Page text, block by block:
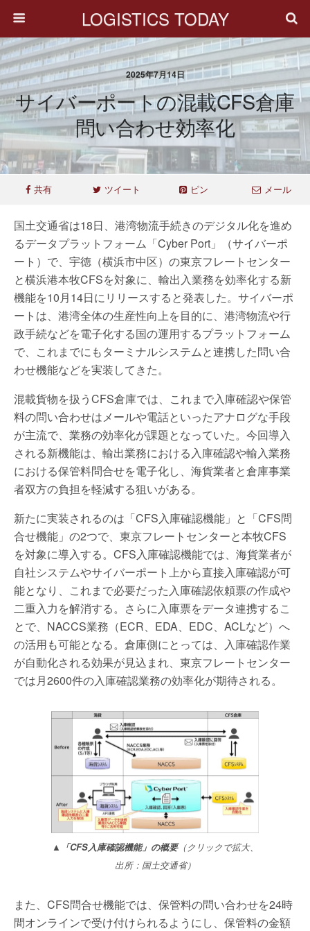
LOGISTICS TODAY
2025年7月14日
サイバーポートの混載CFS倉庫
問い合わせ効率化
共有 ツイート ピン メール
国土交通省は18日、港湾物流手続きのデジタル化を進め
るデータプラットフォーム「Cyber Port」（サイバーポ
ート）で、宇徳（横浜市中区）の東京フレートセンター
と横浜港本牧CFSを対象に、輸出入業務を効率化する新
機能を10月14日にリリースすると発表した。サイバーポ
ートは、港湾全体の生産性向上を目的に、港湾物流や行
政手続などを電子化する国の運用するプラットフォーム
で、これまでにもターミナルシステムと連携した問い合
わせ機能などを実装してきた。
混載貨物を扱うCFS倉庫では、これまで入庫確認や保管
料の問い合わせはメールや電話といったアナログな手段
が主流で、業務の効率化が課題となっていた。今回導入
される新機能は、輸出業務における入庫確認や輸入業務
における保管料問合せを電子化し、海貨業者と倉庫事業
者双方の負担を軽減する狙いがある。
新たに実装されるのは「CFS入庫確認機能」と「CFS問
合せ機能」の2つで、東京フレートセンターと本牧CFS
を対象に導入する。CFS入庫確認機能では、海貨業者が
自社システムやサイバーポート上から直接入庫確認が可
能となり、これまで必要だった入庫確認依頼票の作成や
二重入力を解消する。さらに入庫票をデータ連携するこ
とで、NACCS業務（ECR、EDA、EDC、ACLなど）へ
の活用も可能となる。倉庫側にとっては、入庫確認作業
が自動化される効果が見込まれ、東京フレートセンター
では月2600件の入庫確認業務の効率化が期待される。
▲「CFS入庫確認機能」の概要（クリックで拡大、
出所：国土交通省）
また、CFS問合せ機能では、保管料の問い合わせを24時
間オンラインで受け付けられるようにし、保管料の金額